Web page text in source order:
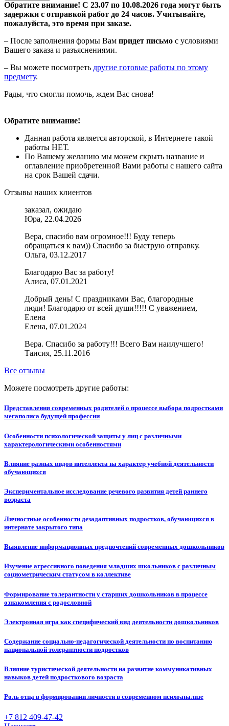
Обратите внимание! С 23.07 по 10.08.2026 года могут быть
задержки с отправкой работ до 24 часов. Учитывайте,
пожалуйста, это время при заказе.
– После заполнения формы Вам придет письмо с условиями
Вашего заказа и разъяснениями.
– Вы можете посмотреть другие готовые работы по этому
предмету.
Рады, что смогли помочь, ждем Вас снова!
Обратите внимание!
Данная работа является авторской, в Интернете такой
работы НЕТ.
По Вашему желанию мы можем скрыть название и
оглавление приобретенной Вами работы с нашего сайта
на срок Вашей сдачи.
Отзывы наших клиентов
заказал, ожидаю
Юра, 22.04.2026
Вера, спасибо вам огромное!!! Буду теперь
обращаться к вам)) Спасибо за быструю отправку.
Ольга, 03.12.2017
Благодарю Вас за работу!
Алиса, 07.01.2021
Добрый день! С праздниками Вас, благородные
люди! Благодарю от всей души!!!!! С уважением,
Елена
Елена, 07.01.2024
Вера. Спасибо за работу!!! Всего Вам наилучшего!
Таисия, 25.11.2016
Все отзывы
Можете посмотреть другие работы:
Представления современных родителей о процессе выбора подростками
мегаполиса будущей профессии
Особенности психологической защиты у лиц с различными
характерологическими особенностями
Влияние разных видов интеллекта на характер учебной деятельности
обучающихся
Экспериментальное исследование речевого развития детей раннего
возраста
Личностные особенности дезадаптивных подростков, обучающихся в
интернате закрытого типа
Выявление информационных предпочтений современных дошкольников
Изучение агрессивного поведения младших школьников с различным
социометрическим статусом в коллективе
Формирование толерантности у старших дошкольников в процессе
ознакомления с родословной
Электронная игра как специфический вид деятельности дошкольников
Содержание социально-педагогической деятельности по воспитанию
национальной толерантности подростков
Влияние туристической деятельности на развитие коммуникативных
навыков детей подросткового возраста
Роль отца в формировании личности в современном психоанализе
+7 812 409-47-42